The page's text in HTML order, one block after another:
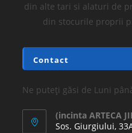
din alte tari si alaturi de
din stocurile proprii
Contact
Ne puteți găsi de Luni
(incinta ARTECA
Sos. Giurgiului,